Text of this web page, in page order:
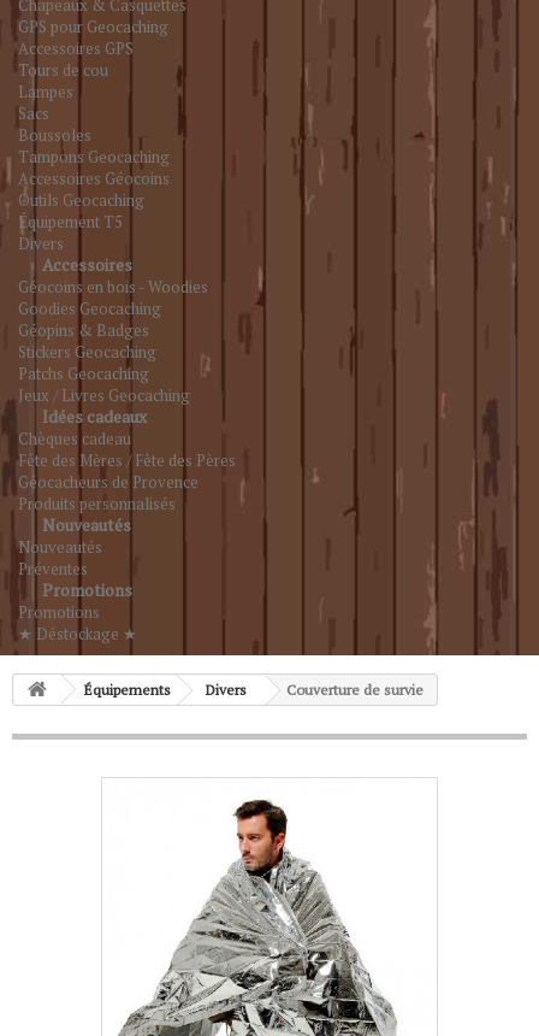
Chapeaux & Casquettes
GPS pour Geocaching
Accessoires GPS
Tours de cou
Lampes
Sacs
Boussoles
Tampons Geocaching
Accessoires Géocoins
Outils Geocaching
Équipement T5
Divers
Accessoires
Géocoins en bois - Woodies
Goodies Geocaching
Géopins & Badges
Stickers Geocaching
Patchs Geocaching
Jeux / Livres Geocaching
Idées cadeaux
Chèques cadeau
Fête des Mères / Fête des Pères
Géocacheurs de Provence
Produits personnalisés
Nouveautés
Nouveautés
Préventes
Promotions
Promotions
★ Déstockage ★
Équipements Divers Couverture de survie